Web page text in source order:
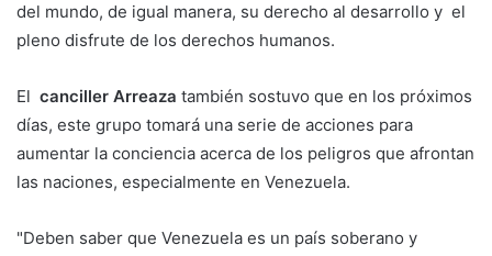
del mundo, de igual manera, su derecho al desarrollo y el
pleno disfrute de los derechos humanos.
El canciller Arreaza también sostuvo que en los próximos
días, este grupo tomará una serie de acciones para
aumentar la conciencia acerca de los peligros que afrontan
las naciones, especialmente en Venezuela.
"Deben saber que Venezuela es un país soberano y